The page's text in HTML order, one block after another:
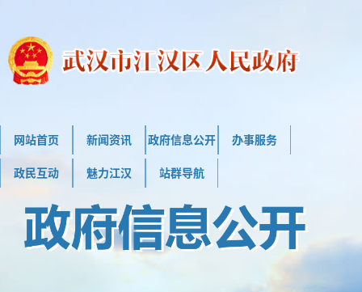
网站首页 新闻资讯 政府信息公开 办事服务
政民互动 魅力江汉 站群导航